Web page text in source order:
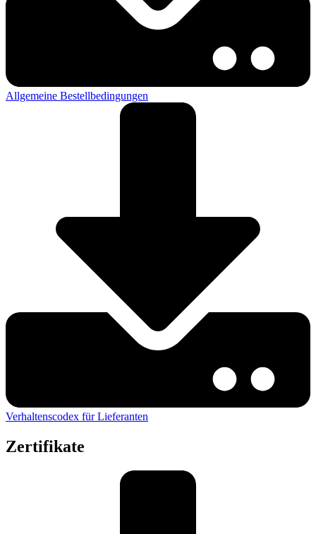
Allgemeine Bestellbedingungen
Verhaltenscodex für Lieferanten
Zertifikate